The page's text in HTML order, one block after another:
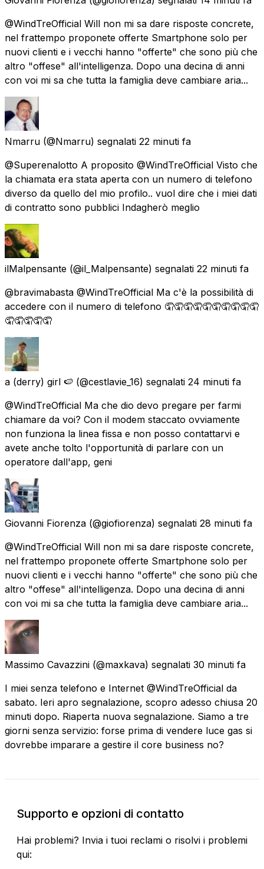
@WindTreOfficial Will non mi sa dare risposte concrete,
nel frattempo proponete offerte Smartphone solo per
nuovi clienti e i vecchi hanno "offerte" che sono più che
altro "offese" all'intelligenza. Dopo una decina di anni
con voi mi sa che tutta la famiglia deve cambiare aria...
Nmarru (@Nmarru) segnalati 22 minuti fa
@Superenalotto A proposito @WindTreOfficial Visto che
la chiamata era stata aperta con un numero di telefono
diverso da quello del mio profilo.. vuol dire che i miei dati
di contratto sono pubblici Indagherò meglio
ilMalpensante (@il_Malpensante) segnalati 22 minuti fa
@bravimabasta @WindTreOfficial Ma c'è la possibilità di
accedere con il numero di telefono 🤦🤦🤦🤦🤦🤦🤦🤦🤦🤦
🤦🤦🤦🤦🤦
a (derry) girl 🍉 (@cestlavie_16) segnalati 24 minuti fa
@WindTreOfficial Ma che dio devo pregare per farmi
chiamare da voi? Con il modem staccato ovviamente
non funziona la linea fissa e non posso contattarvi e
avete anche tolto l'opportunità di parlare con un
operatore dall'app, geni
Giovanni Fiorenza (@giofiorenza) segnalati 28 minuti fa
@WindTreOfficial Will non mi sa dare risposte concrete,
nel frattempo proponete offerte Smartphone solo per
nuovi clienti e i vecchi hanno "offerte" che sono più che
altro "offese" all'intelligenza. Dopo una decina di anni
con voi mi sa che tutta la famiglia deve cambiare aria...
Massimo Cavazzini (@maxkava) segnalati 30 minuti fa
I miei senza telefono e Internet @WindTreOfficial da
sabato. Ieri apro segnalazione, scopro adesso chiusa 20
minuti dopo. Riaperta nuova segnalazione. Siamo a tre
giorni senza servizio: forse prima di vendere luce gas si
dovrebbe imparare a gestire il core business no?
Supporto e opzioni di contatto
Hai problemi? Invia i tuoi reclami o risolvi i problemi
qui: